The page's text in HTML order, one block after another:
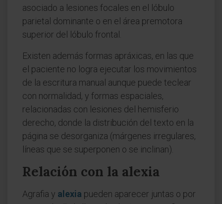
asociado a lesiones focales en el lóbulo
parietal dominante o en el área premotora
superior del lóbulo frontal.
Existen además formas apráxicas, en las que
el paciente no logra ejecutar los movimientos
de la escritura manual aunque puede teclear
con normalidad, y formas espaciales,
relacionadas con lesiones del hemisferio
derecho, donde la distribución del texto en la
página se desorganiza (márgenes irregulares,
líneas que se superponen o se inclinan).
Relación con la alexia
Agrafia y alexia pueden aparecer juntas o por